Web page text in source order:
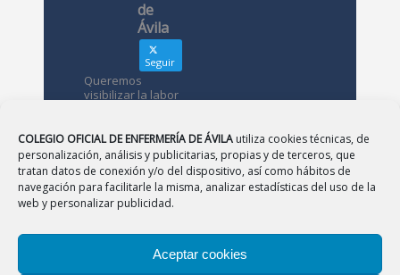
COLEGIO OFICIAL DE ENFERMERÍA DE ÁVILA utiliza cookies técnicas, de
personalización, análisis y publicitarias, propias y de terceros, que
tratan datos de conexión y/o del dispositivo, así como hábitos de
navegación para facilitarle la misma, analizar estadísticas del uso de la
web y personalizar publicidad.
Aceptar cookies
de
Ávila
Seguir
Queremos
visibilizar la labor
conoces?
Avatar Colegio
Oficial de
de Ávila
12 May